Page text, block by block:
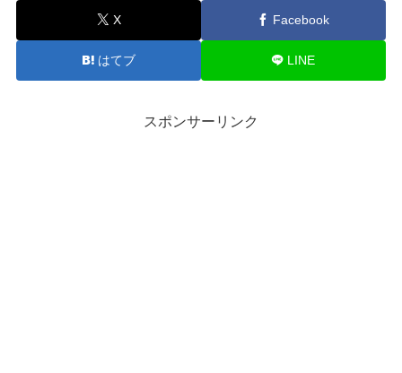
X Facebook
はてブ LINE
スポンサーリンク